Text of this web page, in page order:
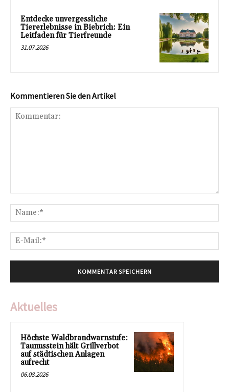
Entdecke unvergessliche
Tiererlebnisse in Biebrich: Ein
Leitfaden für Tierfreunde
31.07.2026
Kommentieren Sie den Artikel
Aktuelles
Höchste Waldbrandwarnstufe:
Taunusstein hält Grillverbot
auf städtischen Anlagen
aufrecht
06.08.2026